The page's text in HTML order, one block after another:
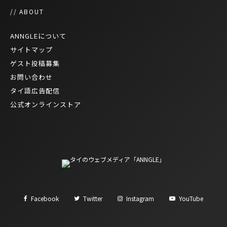
// ABOUT
ANNGLEについて
サイトマップ
ゲスト投稿募集
お問い合わせ
タイ語広告配信
公式オンラインストア
Facebook Twitter Instagram YouTube